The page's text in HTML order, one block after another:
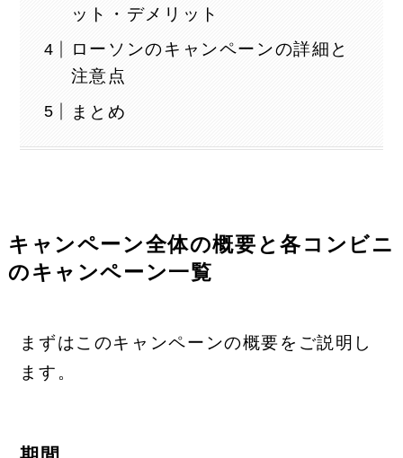
ット・デメリット
ローソンのキャンペーンの詳細と
注意点
まとめ
キャンペーン全体の概要と各コンビニ
のキャンペーン一覧
まずはこのキャンペーンの概要をご説明し
ます。